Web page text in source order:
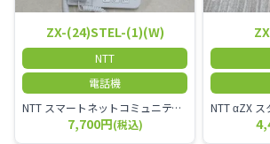
ZX-(24)STEL-(1)(W)
NTT
電話機
NTT スマートネットコミュニティαZX 24ボタンスター標準電話機
7,700円(税込)